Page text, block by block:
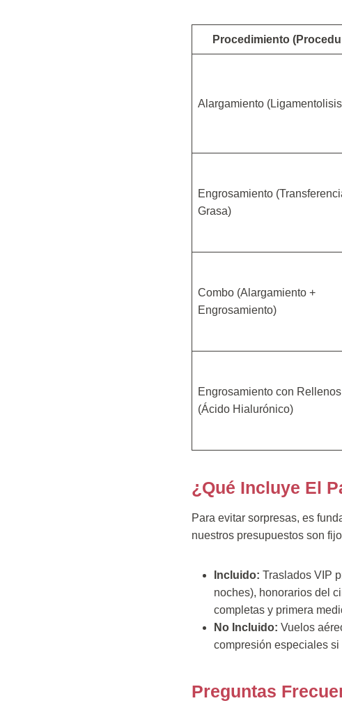
Procedimiento
Alargamiento
Engrosamiento
Grasa)
Combo (Alargamiento +
Engrosamiento)
Engrosamiento con Rellenos
(Ácido Hialurónico)
¿Qué Incluye El
Para evitar sorpresas, es
nuestros presupuestos son
Incluido: Traslados VIP
noches), honorarios del
completas y primera
No Incluido: Vuelos
compresión especiales
Preguntas